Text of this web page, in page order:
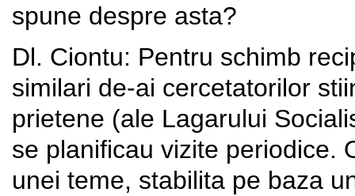
spune despre asta?
Dl. Ciontu: Pentru schimb
similari de-ai cercetatorilor
prietene (ale Lagarului
se planificau vizite periodice.
unei teme, stabilita pe baza